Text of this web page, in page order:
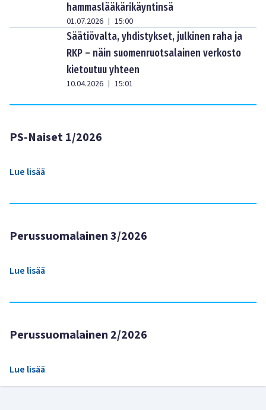
hammaslääkärikäyntinsä
01.07.2026 | 15:00
Säätiövalta, yhdistykset, julkinen raha ja
RKP – näin suomenruotsalainen verkosto
kietoutuu yhteen
10.04.2026 | 15:01
PS-Naiset 1/2026
Lue lisää
Perussuomalainen 3/2026
Lue lisää
Perussuomalainen 2/2026
Lue lisää